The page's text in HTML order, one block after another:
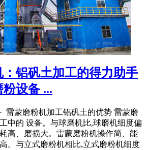
铝矾土加工的得力助手
设备 ...
雷蒙磨粉机加工铝矾土的优势 雷蒙磨
中的 设备。与球磨机比,球磨机细度偏
高、磨损大。雷蒙磨粉机操作简、能
。与立式磨粉机相比,立式磨粉机细度